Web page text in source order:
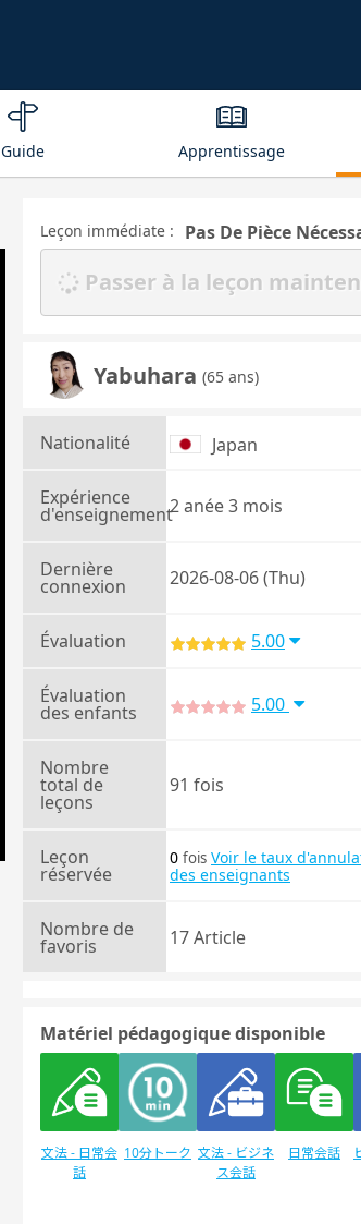
Guide Apprentissage
Leçon immédiate : Pas De Pièce
Passer à la leçon
Yabuhara (65 ans)
Nationalité Japan
Expérience
d'enseignement2 anée 3 mois
Dernière
connexion 2026-08-06 (Thu)
Évaluation 5.00
Évaluation
des enfants 5.00
Nombre
total de
leçons
91 fois
Leçon
réservée
0 fois Voir le taux
des enseignants
Nombre de
favoris 17 Article
Matériel pédagogique disponible
文法 - 日常会
話
10分トーク 文法 - ビジネ
ス会話
日常会話